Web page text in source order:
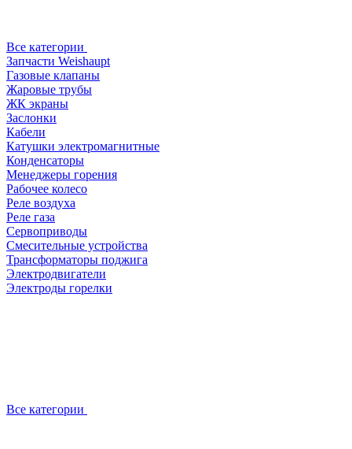
Все категории
Запчасти Weishaupt
Газовые клапаны
Жаровые трубы
ЖК экраны
Заслонки
Кабели
Катушки электромагнитные
Конденсаторы
Менеджеры горения
Рабочее колесо
Реле воздухa
Реле газа
Сервоприводы
Смесительные устройства
Трансформаторы поджига
Электродвигатели
Электроды горелки
Все категории